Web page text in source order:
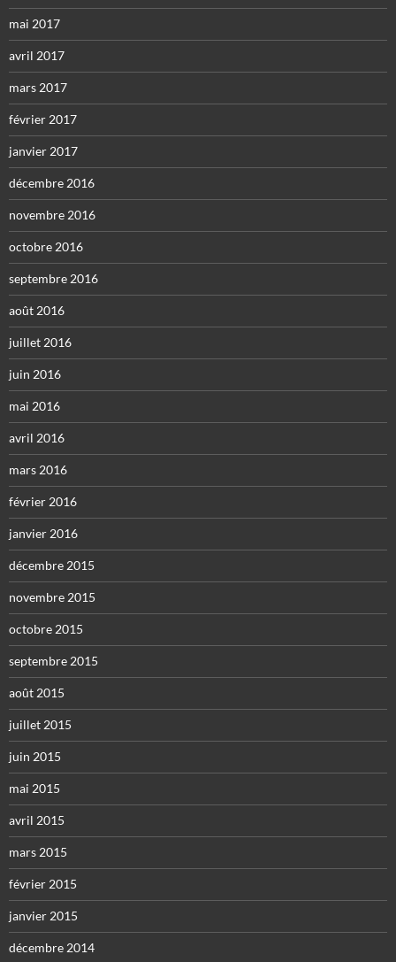
mai 2017
avril 2017
mars 2017
février 2017
janvier 2017
décembre 2016
novembre 2016
octobre 2016
septembre 2016
août 2016
juillet 2016
juin 2016
mai 2016
avril 2016
mars 2016
février 2016
janvier 2016
décembre 2015
novembre 2015
octobre 2015
septembre 2015
août 2015
juillet 2015
juin 2015
mai 2015
avril 2015
mars 2015
février 2015
janvier 2015
décembre 2014